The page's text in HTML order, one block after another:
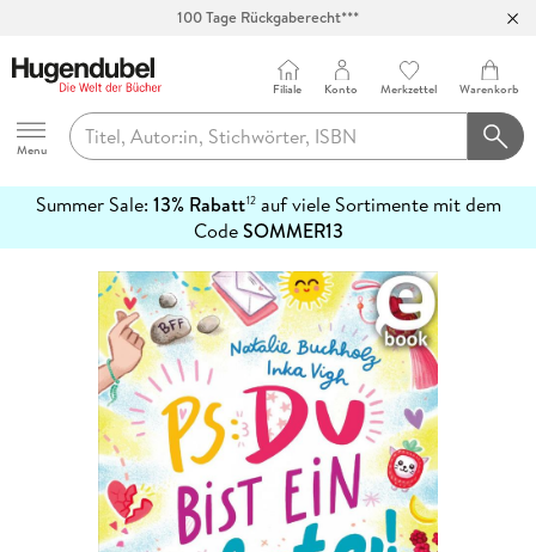
100 Tage Rückgaberecht***
Hugendubel
Menu
Filiale Konto Merkzettel Warenkorb
Summer Sale: 13% Rabatt12auf viele Sortimente mit dem
CodeSOMMER13
erfahren